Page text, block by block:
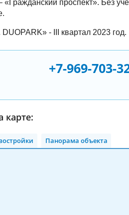
проспект». Без
- III квартал 2023 год.
+7-969-703-
карте:
Панорама объекта